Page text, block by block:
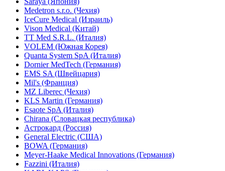
Medetron s.r.o. (Чехия)
IceCure Medical (Израиль)
Vison Medical (Китай)
TT Med S.R.L. (Италия)
VOLEM (Южная Корея)
Quanta System SpA (Италия)
Dornier MedTech (Германия)
EMS SA (Швейцария)
Mil's (Франция)
MZ Liberec (Чехия)
KLS Martin (Германия)
Esaote SpA (Италия)
Chirana (Словацкая республика)
Астрокард (Россия)
General Electric (США)
BOWA (Германия)
Meyer-Haake Medical Innovations (Германия)
Fazzini (Италия)